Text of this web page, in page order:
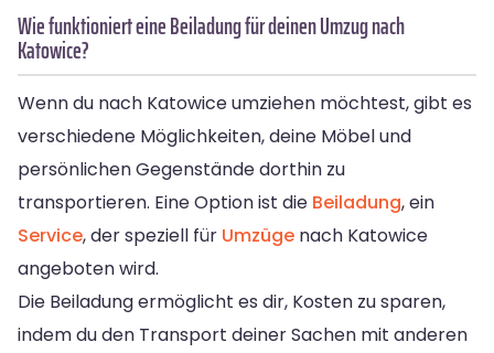
Wie funktioniert eine Beiladung für deinen Umzug nach
Katowice?
Wenn du nach Katowice umziehen möchtest, gibt es
verschiedene Möglichkeiten, deine Möbel und
persönlichen Gegenstände dorthin zu
transportieren. Eine Option ist die Beiladung, ein
Service, der speziell für Umzüge nach Katowice
angeboten wird.
Die Beiladung ermöglicht es dir, Kosten zu sparen,
indem du den Transport deiner Sachen mit anderen